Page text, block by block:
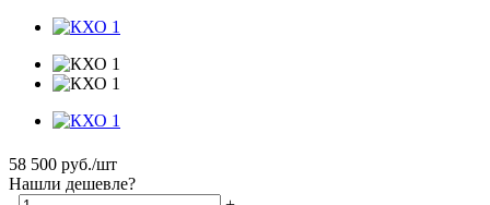
58 500 руб./шт
Нашли дешевле?